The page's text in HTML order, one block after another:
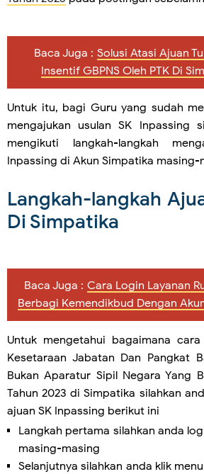
Baca Juga : Solusi Atasi Ajuan
Insentif GBPNS Oleh PTK Di
Untuk itu, bagi Guru yang sudah
mengajukan usulan SK Inpassing
mengikuti langkah-langkah
Inpassing di Akun Simpatika
Langkah-langkah
Di Simpatika
Baca Juga : Cara Login Layanan
Berbagi Kemendikbud Dengan
Untuk mengetahui bagaimana
Kesetaraan Jabatan Dan Pangkat
Bukan Aparatur Sipil Negara Yang
Tahun 2023 di Simpatika silahkan
ajuan SK Inpassing berikut ini
Langkah pertama silahkan anda
masing-masing
Selanjutnya silahkan anda klik